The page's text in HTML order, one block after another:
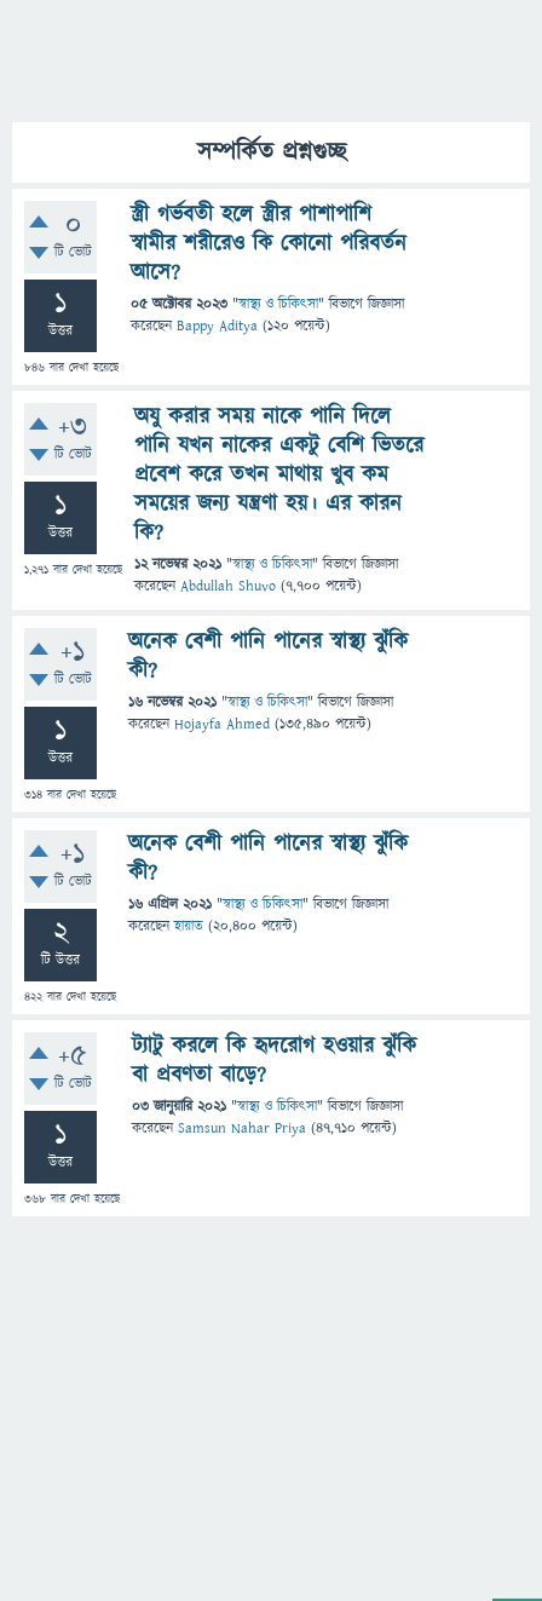
সম্পর্কিত প্রশ্নগুচ্ছ
0
টি ভোট
1
উত্তর
846 বার দেখা হয়েছে
স্ত্রী গর্ভবতী হলে স্ত্রীর পাশাপাশি
স্বামীর শরীরেও কি কোনো পরিবর্তন
আসে?
05 অক্টোবর 2023 "স্বাস্থ্য ও চিকিৎসা" বিভাগে জিজ্ঞাসা
করেছেনBappy Aditya (120 পয়েন্ট)
+3
টি ভোট
1
উত্তর
1,271 বার দেখা হয়েছে
অযু করার সময় নাকে পানি দিলে
পানি যখন নাকের একটু বেশি ভিতরে
প্রবেশ করে তখন মাথায় খুব কম
সময়ের জন্য যন্ত্রণা হয়। এর কারন
কি?
12 নভেম্বর 2021 "স্বাস্থ্য ও চিকিৎসা" বিভাগে জিজ্ঞাসা
করেছেনAbdullah Shuvo (7,700 পয়েন্ট)
+1
টি ভোট
1
উত্তর
314 বার দেখা হয়েছে
অনেক বেশী পানি পানের স্বাস্থ্য ঝুঁকি
কী?
16 নভেম্বর 2021 "স্বাস্থ্য ও চিকিৎসা" বিভাগে জিজ্ঞাসা
করেছেনHojayfa Ahmed (135,490 পয়েন্ট)
+1
টি ভোট
2
টি উত্তর
422বার দেখা হয়েছে
অনেক বেশী পানি পানের স্বাস্থ্য ঝুঁকি
কী?
16 এপ্রিল 2021 "স্বাস্থ্য ও চিকিৎসা" বিভাগে জিজ্ঞাসা
করেছেনহায়াত (20,400 পয়েন্ট)
+5
টি ভোট
1
উত্তর
368 বার দেখা হয়েছে
ট্যাটু করলে কি হৃদরোগ হওয়ার ঝুঁকি
বা প্রবণতা বাড়ে?
03 জানুয়ারি 2021 "স্বাস্থ্য ও চিকিৎসা" বিভাগে জিজ্ঞাসা
করেছেনSamsun Nahar Priya (47,710 পয়েন্ট)